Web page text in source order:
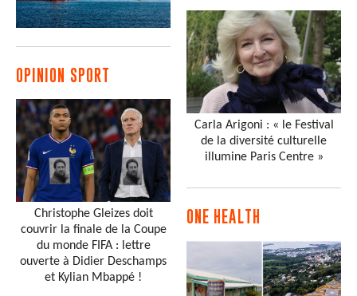
OPINION SPORT
Christophe Gleizes doit
couvrir la finale de la Coupe
du monde FIFA : lettre
ouverte à Didier Deschamps
et Kylian Mbappé !
Carla Arigoni : « le Festival
de la diversité culturelle
illumine Paris Centre »
ONE HEALTH